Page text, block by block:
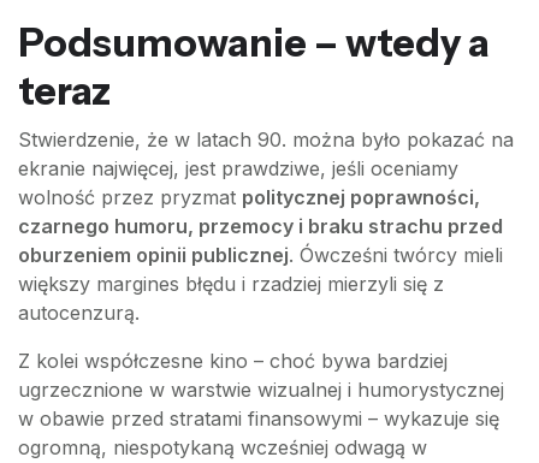
Podsumowanie – wtedy a
teraz
Stwierdzenie, że w latach 90. można było pokazać na
ekranie najwięcej, jest prawdziwe, jeśli oceniamy
wolność przez pryzmat politycznej poprawności,
czarnego humoru, przemocy i braku strachu przed
oburzeniem opinii publicznej. Ówcześni twórcy mieli
większy margines błędu i rzadziej mierzyli się z
autocenzurą.
Z kolei współczesne kino – choć bywa bardziej
ugrzecznione w warstwie wizualnej i humorystycznej
w obawie przed stratami finansowymi – wykazuje się
ogromną, niespotykaną wcześniej odwagą w